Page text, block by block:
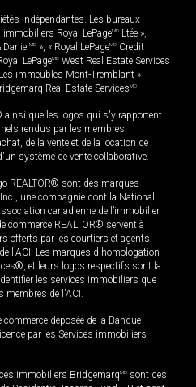
indépendantes. Les bureaux
Royal LePageMD Ltée »,
MD », « Royal LePageMD Credit
LePageMD West Real Estate Services
immeubles Mont-Tremblant »
Real Estate ServicesMD.
ainsi que les logos qui s'y rapportent
rendus par les membres
de la vente et de la location de
système de vente collaborative.
REALTOR® sont des marques
une compagnie dont la National
canadienne de l’immobilier
commerce REALTOR® servent à
offerts par les courtiers et agents
l'ACI. Les marques d'homologation
et leurs logos respectifs sont la
les services immobiliers que
membres de l'ACI.
déposée de la Banque
par les Services immobiliers
immobiliers BridgemarqMD sont des